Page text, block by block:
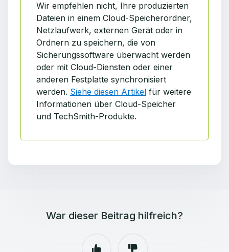
Wir empfehlen nicht, Ihre produzierten
Dateien in einem Cloud-Speicherordner,
Netzlaufwerk, externen Gerät oder in
Ordnern zu speichern, die von
Sicherungssoftware überwacht werden
oder mit Cloud-Diensten oder einer
anderen Festplatte synchronisiert
werden. Siehe diesen Artikel für weitere
Informationen über Cloud-Speicher
und TechSmith-Produkte.
War dieser Beitrag hilfreich?